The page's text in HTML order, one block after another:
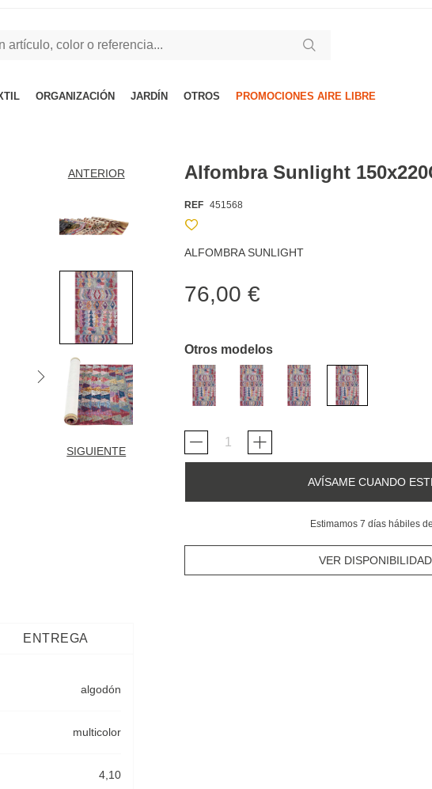
ORGANIZACIÓN JARDÍN OTROS PROMOCIONES AIRE LIBRE
ANTERIOR
SIGUIENTE
Alfombra Sunlight
REF 451568
ALFOMBRA SUNLIGHT
76,00 €
Otros modelos
AVÍSAME CUANDO
Estimamos 7 días hábiles
VER
ENTREGA
algodón
multicolor
4,10